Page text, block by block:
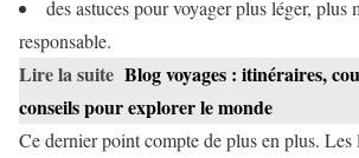
des astuces pour voyager plus léger, plus
responsable.
Lire la suite Blog voyages : itinéraires,
conseils pour explorer le monde
Ce dernier point compte de plus en plus. Les